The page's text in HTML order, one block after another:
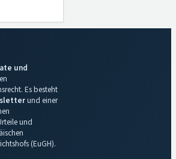
und
Es besteht
und einer
und
(EuGH).